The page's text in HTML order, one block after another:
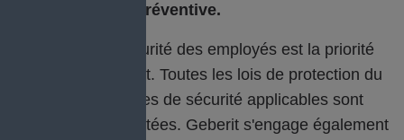
la maintenance préventive.
La santé et la sécurité des employés est la priorité
absolue de Geberit. Toutes les lois de protection du
travail et les normes de sécurité applicables sont
strictement respectées. Geberit s'engage également